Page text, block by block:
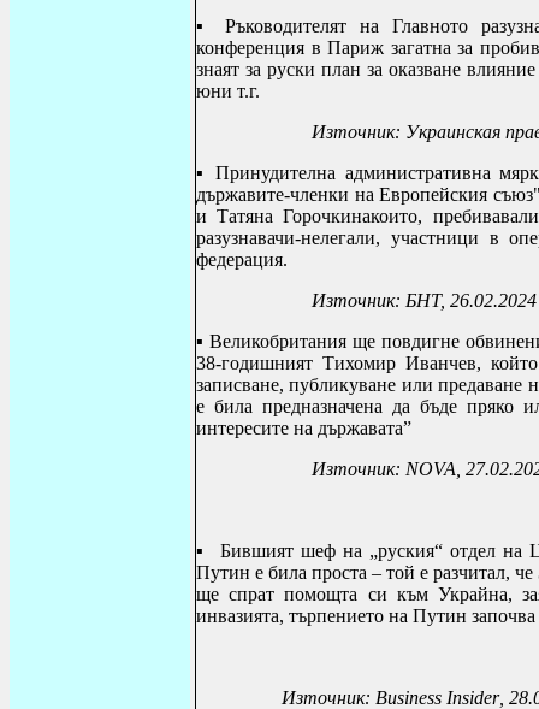
▪
Ръководителят на Главното
конференция в Париж загатна за
знаят за руски план за оказване
юни т.г.
Източник: Украинская
▪Принудителна административна
държавите-членки на Европейския
и Татяна Горочкинакоито,
разузнавачи-нелегали, участници в
федерация.
Източник: БНТ, 26.02.2024
▪ Великобритания ще повдигне
38-годишният Тихомир Иванчев,
записване, публикуване или
е била предназначена да бъде пряко
интересите на държавата”
Източник: NOVA,
▪ Бившият шеф на „руския“ отдел
Путин е била проста – той е разчитал,
ще спрат помощта си към Украйна,
инвазията, търпението на Путин
Източник: Business Insider,